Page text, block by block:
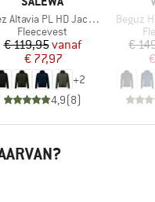
Altavia PL HD Jacket
Productgroep
Fleecevest
Prijs
€ 119,95Verlaagde prijs
vanaf
€ 77,97
+2
4,9(8)
Artikel
Beguz
€